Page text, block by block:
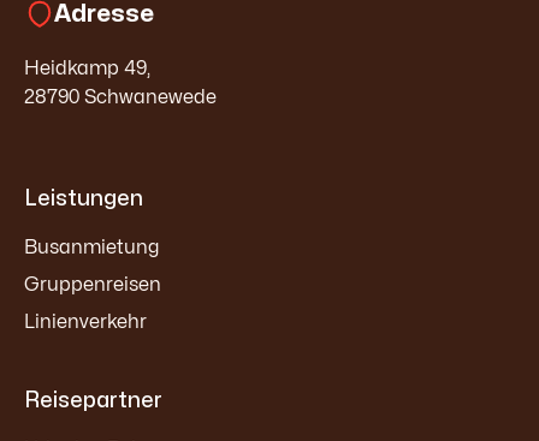
Adresse
Heidkamp 49,
28790 Schwanewede
Leistungen
Busanmietung
Gruppenreisen
Linienverkehr
Reisepartner